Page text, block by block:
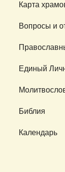
Карта
Вопросы и
Единый
Библия
Календарь